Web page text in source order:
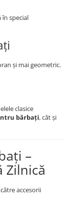
în special
și mai geometric.
clasice
bărbați, cât și
–
Zilnică
accesorii